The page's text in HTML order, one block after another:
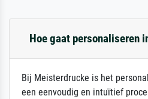
Hoe gaat personaliseren
Bij Meisterdrucke is het
een eenvoudig en intuïtief